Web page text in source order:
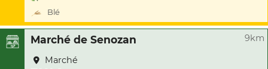
Blé
Marché de Senozan 9km
Marché